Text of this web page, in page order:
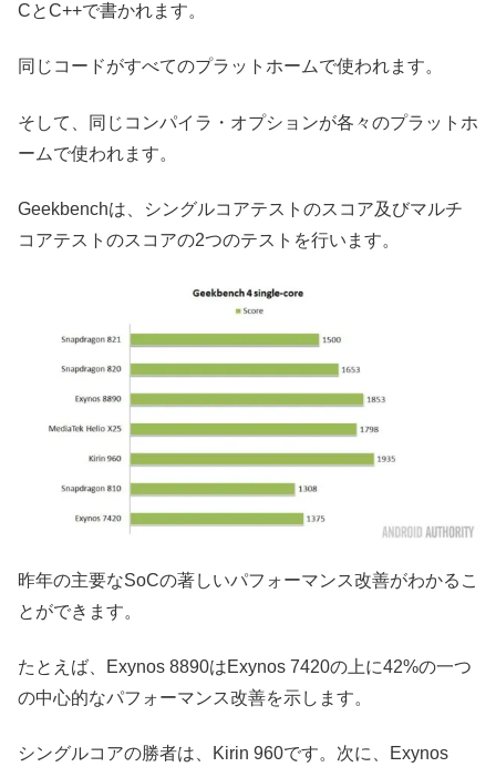
CとC++で書かれます。
同じコードがすべてのプラットホームで使われます。
そして、同じコンパイラ・オプションが各々のプラットホ
ームで使われます。
Geekbenchは、シングルコアテストのスコア及びマルチ
コアテストのスコアの2つのテストを行います。
昨年の主要なSoCの著しいパフォーマンス改善がわかるこ
とができます。
たとえば、Exynos 8890はExynos 7420の上に42%の一つ
の中心的なパフォーマンス改善を示します。
シングルコアの勝者は、Kirin 960です。次に、Exynos